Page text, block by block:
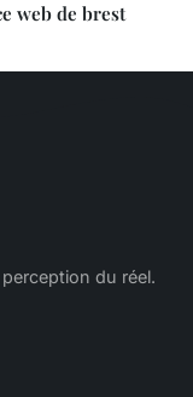
web de brest
du réel.